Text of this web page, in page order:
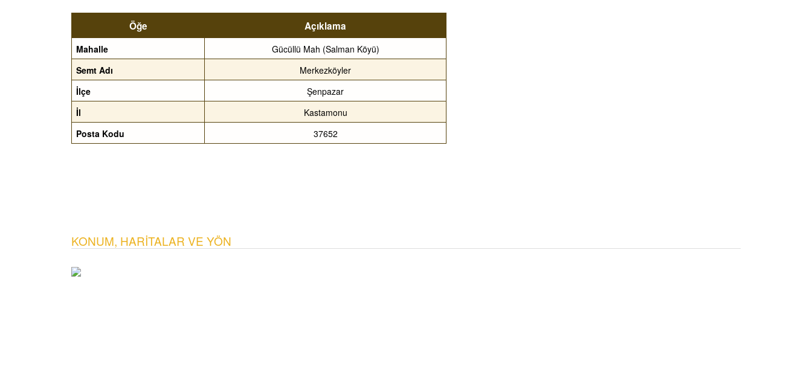
Öğe Açıklama
Mahalle
Gücüllü Mah (Salman Köyü)
Semt Adı
Merkezköyler
İlçe
Şenpazar
İl
Kastamonu
Posta Kodu
37652
KONUM, HARITALAR VE YÖN